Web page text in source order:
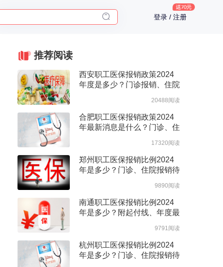
2025年了，给父母预约体检
登录 / 注册
推荐阅读
西安职工医保报销政策2024
年度是多少？门诊报销、住院
20488阅读
合肥职工医保报销政策2024
年最新消息是什么？门诊、住
17320阅读
郑州职工医保报销比例2024
年是多少？门诊、住院报销待
9890阅读
南通职工医保报销比例2024
年是多少？附起付线、年度最
9791阅读
杭州职工医保报销比例2024
年是多少？门诊、住院报销待